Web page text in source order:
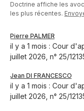
Doctrine affiche les
les plus récentes.
Pierre PALMER
il y a 1 mois : Cour
juillet 2026, n° 25/
Jean DI FRANCESCO
il y a 1 mois : Cour
juillet 2026, n° 25/